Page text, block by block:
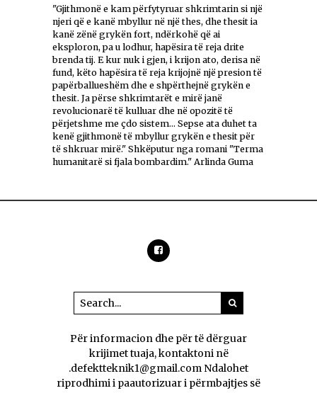
"Gjithmonë e kam përfytyruar shkrimtarin si një
njeri që e kanë mbyllur në një thes, dhe thesit ia
kanë zënë grykën fort, ndërkohë që ai
eksploron, pa u lodhur, hapësira të reja drite
brenda tij. E kur nuk i gjen, i krijon ato, derisa në
fund, këto hapësira të reja krijojnë një presion të
papërballueshëm dhe e shpërthejnë grykën e
thesit. Ja përse shkrimtarët e mirë janë
revolucionarë të kulluar dhe në opozitë të
përjetshme me çdo sistem... Sepse ata duhet ta
kenë gjithmonë të mbyllur grykën e thesit për
të shkruar mirë." Shkëputur nga romani "Terma
humanitarë si fjala bombardim." Arlinda Guma
Për informacion dhe për të dërguar
krijimet tuaja, kontaktoni në
.defektteknik1@gmail.com Ndalohet
riprodhimi i paautorizuar i përmbajtjes së